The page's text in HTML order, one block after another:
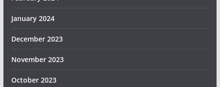
January 2024
December 2023
November 2023
October 2023